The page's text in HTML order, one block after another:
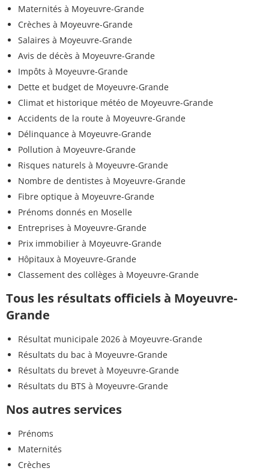
Maternités à Moyeuvre-Grande
Crèches à Moyeuvre-Grande
Salaires à Moyeuvre-Grande
Avis de décès à Moyeuvre-Grande
Impôts à Moyeuvre-Grande
Dette et budget de Moyeuvre-Grande
Climat et historique météo de Moyeuvre-Grande
Accidents de la route à Moyeuvre-Grande
Délinquance à Moyeuvre-Grande
Pollution à Moyeuvre-Grande
Risques naturels à Moyeuvre-Grande
Nombre de dentistes à Moyeuvre-Grande
Fibre optique à Moyeuvre-Grande
Prénoms donnés en Moselle
Entreprises à Moyeuvre-Grande
Prix immobilier à Moyeuvre-Grande
Hôpitaux à Moyeuvre-Grande
Classement des collèges à Moyeuvre-Grande
Tous les résultats officiels à Moyeuvre-
Grande
Résultat municipale 2026 à Moyeuvre-Grande
Résultats du bac à Moyeuvre-Grande
Résultats du brevet à Moyeuvre-Grande
Résultats du BTS à Moyeuvre-Grande
Nos autres services
Prénoms
Maternités
Crèches